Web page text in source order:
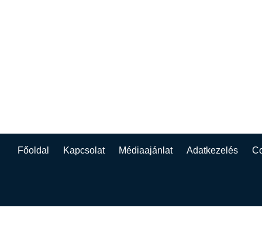
Főoldal Kapcsolat Médiaajánlat Adatkezelés